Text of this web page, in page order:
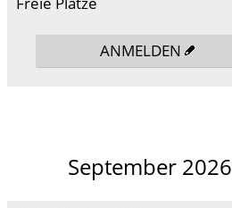
ANMELDEN
September 2026